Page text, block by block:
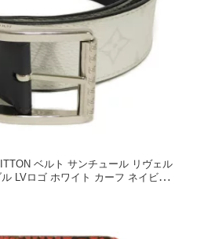
ベルト サンチュール リヴェル
LVロゴ ホワイト カーフ ネイビー
メンズ エレガント 高級 上品 大人 ブ